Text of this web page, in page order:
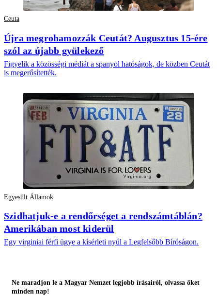
Ceuta
Újra megrohamozzák Ceutát? Augusztus 15-ére
szól az újabb gyülekező
Figyelik a közösségi médiát a spanyol hatóságok, de közben Ceutát
is megerősítették.
Egyesült Államok
Szidhatjuk-e a rendőrséget a rendszámtáblán?
Amerikában most kiderül
Egy virginiai férfi ügye a kísérleti nyúl a Legfelsőbb Bíróságon.
Ne maradjon le a Magyar Nemzet legjobb írásairól, olvassa őket
minden nap!